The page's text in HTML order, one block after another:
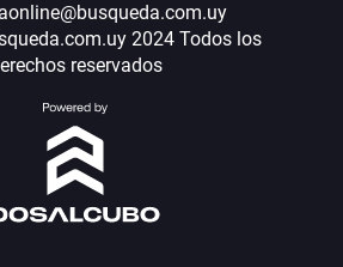
2024 Todos los
reservados